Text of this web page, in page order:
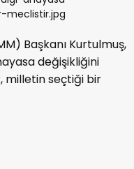
Başkanı Kurtulmuş,
değişikliğini
milletin seçtiği bir